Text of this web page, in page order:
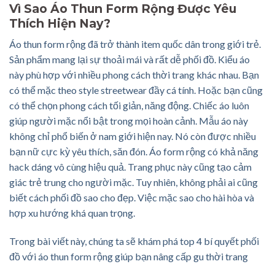
Vì Sao Áo Thun Form Rộng Được Yêu
Thích Hiện Nay?
Áo thun form rộng đã trở thành item quốc dân trong giới trẻ.
Sản phẩm mang lại sự thoải mái và rất dễ phối đồ. Kiểu áo
này phù hợp với nhiều phong cách thời trang khác nhau. Bạn
có thể mặc theo style streetwear đầy cá tính. Hoặc bạn cũng
có thể chọn phong cách tối giản, năng động. Chiếc áo luôn
giúp người mặc nổi bật trong mọi hoàn cảnh. Mẫu áo này
không chỉ phổ biến ở nam giới hiện nay. Nó còn được nhiều
bạn nữ cực kỳ yêu thích, săn đón. Áo form rộng có khả năng
hack dáng vô cùng hiệu quả. Trang phục này cũng tạo cảm
giác trẻ trung cho người mặc. Tuy nhiên, không phải ai cũng
biết cách phối đồ sao cho đẹp. Việc mặc sao cho hài hòa và
hợp xu hướng khá quan trọng.
Trong bài viết này, chúng ta sẽ khám phá top 4 bí quyết phối
đồ với áo thun form rộng giúp bạn nâng cấp gu thời trang